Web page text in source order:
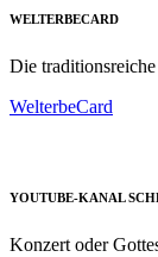
WELTERBECARD
Die
WelterbeCard
YOUTUBE-KANAL
Konzert oder